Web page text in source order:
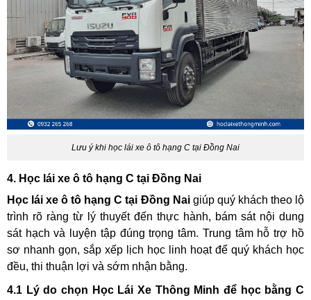
Lưu ý khi học lái xe ô tô hạng C tại Đồng Nai
4. Học lái xe ô tô hạng C tại Đồng Nai
Học lái xe ô tô hạng C tại Đồng Naigiúp quý khách theo lộ
trình rõ ràng từ lý thuyết đến thực hành, bám sát nội dung
sát hạch và luyện tập đúng trọng tâm. Trung tâm hỗ trợ hồ
sơ nhanh gọn, sắp xếp lịch học linh hoạt để quý khách học
đều, thi thuận lợi và sớm nhận bằng.
4.1 Lý do chọn Học Lái Xe Thông Minh để học bằng C